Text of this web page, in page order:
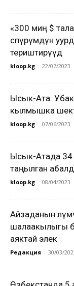
«300 миң $
өспүрүмдүн
териштирүүдө
kloop.kg - 22/07/2023
Ысык-Ата:
кылмышка
kloop.kg - 07/06/2023
Ысык-Атада 34
таңылган
kloop.kg - 08/04/2023
Айзаданын
шалаакылыгы
аяктай элек
Редакция - 30/03/